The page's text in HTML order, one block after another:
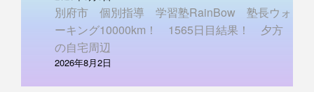
別府市 個別指導 学習塾RainBow 塾長ウォ
ーキング10000km！ 1565日目結果！ 夕方
の自宅周辺
2026年8月2日